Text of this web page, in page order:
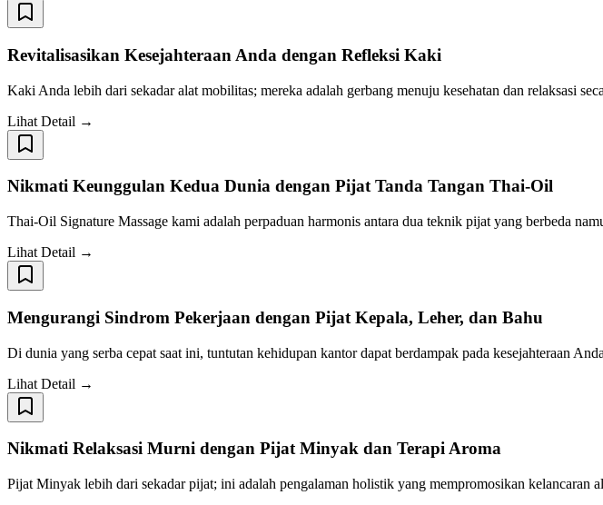
Revitalisasikan Kesejahteraan Anda dengan Refleksi Kaki
Kaki Anda lebih dari sekadar alat mobilitas; mereka adalah gerbang menuju kesehatan dan relaksasi
Lihat Detail →
Nikmati Keunggulan Kedua Dunia dengan Pijat Tanda Tangan Thai-Oil
Thai-Oil Signature Massage kami adalah perpaduan harmonis antara dua teknik pijat yang berbeda
Lihat Detail →
Mengurangi Sindrom Pekerjaan dengan Pijat Kepala, Leher, dan Bahu
Di dunia yang serba cepat saat ini, tuntutan kehidupan kantor dapat berdampak pada kesejahteraan
Lihat Detail →
Nikmati Relaksasi Murni dengan Pijat Minyak dan Terapi Aroma
Pijat Minyak lebih dari sekadar pijat; ini adalah pengalaman holistik yang mempromosikan kelancaran